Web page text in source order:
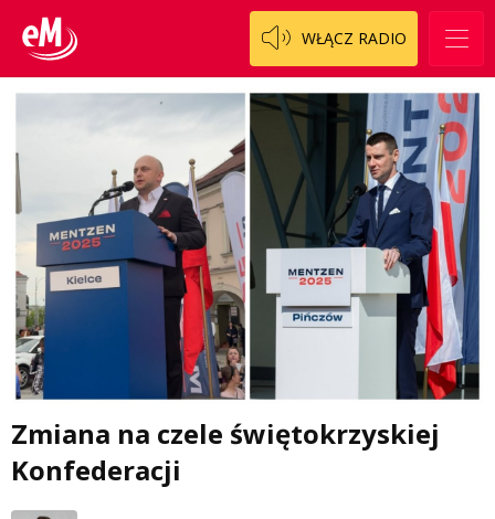
WŁĄCZ RADIO
Zmiana na czele świętokrzyskiej
Konfederacji